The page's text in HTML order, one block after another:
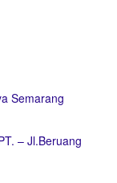
Semarang
– Jl.Beruang